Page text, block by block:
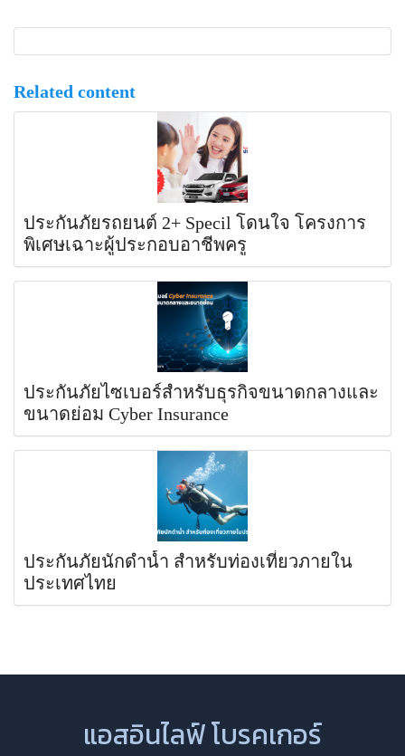
Related content
ประกันภัยรถยนต์ 2+ Specil โดนใจ โครงการ
พิเศษเฉาะผู้ประกอบอาชีพครู
ประกันภัยไซเบอร์สำหรับธุรกิจขนาดกลางและ
ขนาดย่อม Cyber Insurance
ประกันภัยนักดำน้ำ สำหรับท่องเที่ยวภายใน
ประเทศไทย
แอสอินไลฟ์ โบรคเกอร์